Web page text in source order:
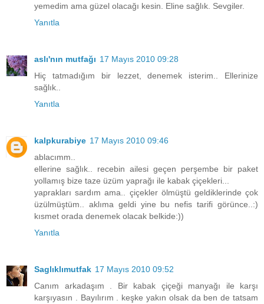
yemedim ama güzel olacağı kesin. Eline sağlık. Sevgiler.
Yanıtla
aslı'nın mutfağı 17 Mayıs 2010 09:28
Hiç tatmadığım bir lezzet, denemek isterim.. Ellerinize
sağlık..
Yanıtla
kalpkurabiye 17 Mayıs 2010 09:46
ablacımm..
ellerine sağlık.. recebin ailesi geçen perşembe bir paket
yollamış bize taze üzüm yaprağı ile kabak çiçekleri...
yaprakları sardım ama.. çiçekler ölmüştü geldiklerinde çok
üzülmüştüm.. aklıma geldi yine bu nefis tarifi görünce..:)
kısmet orada denemek olacak belkide:))
Yanıtla
Saglıklımutfak 17 Mayıs 2010 09:52
Canım arkadaşım . Bir kabak çiçeği manyağı ile karşı
karşıyasın . Bayılırım . keşke yakın olsak da ben de tatsam